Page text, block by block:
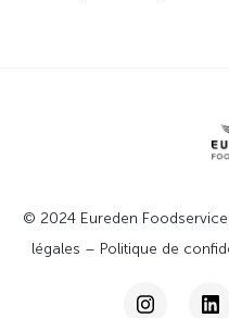
© 2024 Eureden
légales – Politique de